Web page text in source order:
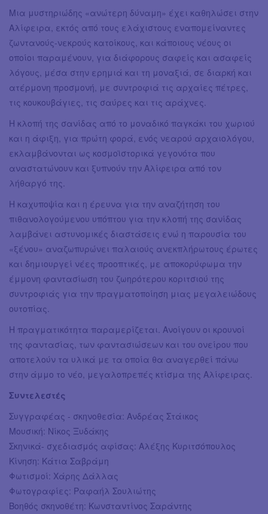
Μια μυστηριώδης «ανώτερη δύναμη» έχει καθηλώσει στην
Αλίφειρα, εκτός από τους ελάχιστους εναπομείναντες
ζωντανούς-νεκρούς κατοίκους, και κάποιους νέους οι
οποίοι παραμένουν, για διάφορους σαφείς και ασαφείς
λόγους, μέσα στην ερημιά και τη μοναξιά, σε διαρκή και
ατέρμονη προσμονή, με συντροφιά τις αρχαίες πέτρες,
τις κουκουβάγιες, τις σαύρες και τις αράχνες.
Η κλοπή της σανίδας από το μοναδικό παγκάκι του χωριού
και η άφιξη, για πρώτη φορά, ενός νεαρού αρχαιολόγου,
εκλαμβάνονται ως κοσμοϊστορικά γεγονότα που
αναστατώνουν και ξυπνούν την Αλίφειρα από τον
λήθαργό της.
Η καχυποψία και η έρευνα για την αναζήτηση του
πιθανολογούμενου υπόπτου για την κλοπή της σανίδας
λαμβάνει αστυνομικές διαστάσεις ενώ η παρουσία του
«ξένου» αναζωπυρώνει παλαιούς ανεκπλήρωτους έρωτες
και δημιουργεί νέες προοπτικές, με αποκορύφωμα την
έμμονη φαντασίωση του ζωηρότερου κοριτσιού της
συντροφιάς για την πραγματοποίηση μιας μεγαλειώδους
ουτοπίας.
Η πραγματικότητα παραμερίζεται. Ανοίγουν οι κρουνοί
της φαντασίας, των φαντασιώσεων και του ονείρου που
αποτελούν τα υλικά με τα οποία θα αναγερθεί πάνω
στην άμμο το νέο, μεγαλοπρεπές κτίσμα της Αλίφειρας.
Συντελεστές
Συγγραφέας - σκηνοθεσία: Ανδρέας Στάικος
Μουσική: Νίκος Ξυδάκης
Σκηνικά- σχεδιασμός αφίσας: Αλέξης Κυριτσόπουλος
Κίνηση: Κάτια Σαβράμη
Φωτισμοί: Χάρης Δάλλας
Φωτογραφίες: Ραφαήλ Σουλιώτης
Βοηθός σκηνοθέτη: Κωνσταντίνος Σαράντης